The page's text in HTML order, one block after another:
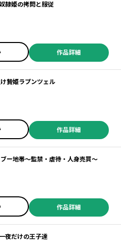
隷姫の拷問と服従
作品詳細
贄姫ラプンツェル
作品詳細
ー地帯～監禁・虐待・人身売買～
作品詳細
夜だけの王子達